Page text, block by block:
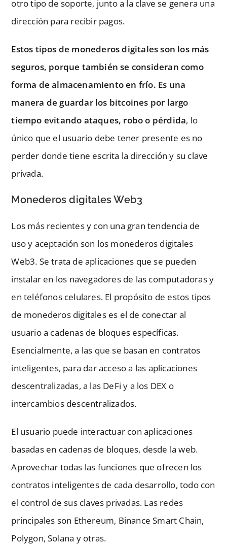
otro tipo de soporte, junto a la clave se genera una
dirección para recibir pagos.
Estos tipos de monederos digitales son los más
seguros, porque también se consideran como
forma de almacenamiento en frío. Es una
manera de guardar los bitcoines por largo
tiempo evitando ataques, robo o pérdida, lo
único que el usuario debe tener presente es no
perder donde tiene escrita la dirección y su clave
privada.
Monederos digitales Web3
Los más recientes y con una gran tendencia de
uso y aceptación son los monederos digitales
Web3. Se trata de aplicaciones que se pueden
instalar en los navegadores de las computadoras y
en teléfonos celulares. El propósito de estos tipos
de monederos digitales es el de conectar al
usuario a cadenas de bloques específicas.
Esencialmente, a las que se basan en contratos
inteligentes, para dar acceso a las aplicaciones
descentralizadas, a las DeFi y a los DEX o
intercambios descentralizados.
El usuario puede interactuar con aplicaciones
basadas en cadenas de bloques, desde la web.
Aprovechar todas las funciones que ofrecen los
contratos inteligentes de cada desarrollo, todo con
el control de sus claves privadas. Las redes
principales son Ethereum, Binance Smart Chain,
Polygon, Solana y otras.